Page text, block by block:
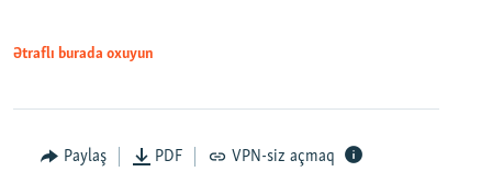
Ətraflı burada oxuyun
Paylaş PDF VPN-siz açmaq